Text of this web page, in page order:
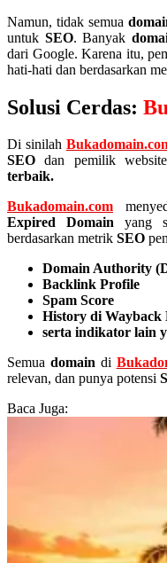
Namun, tidak semua
untuk SEO. Banyak
dari Google. Karena itu,
hati-hati dan berdasarkan
Solusi Cerdas:
Di sinilah
SEO dan pemilik
terbaik.
Bukadomain.com
Expired Domain yang
berdasarkan metrik SEO
Domain Authority
Backlink Profile
Spam Score
History di Wayback
serta indikator lain
Semua domaindi
relevan, dan punya potensi
Baca Juga: